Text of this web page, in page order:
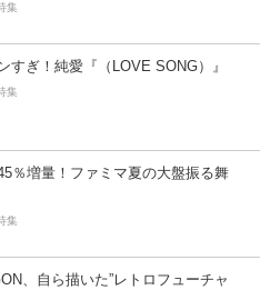
集
すぎ！純愛『（LOVE SONG）』
集
％増量！ファミマ夏の大盤振る舞
集
、自ら描いた”レトロフューチャ